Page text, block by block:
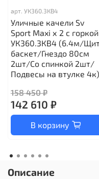
арт. УК360.3КВ4
Уличные качели Sv
Sport Maxi х 2 с горкой
УК360.3КВ4 (6.4м/
баскет/Гнездо 80см
2шт/Со спинкой 2шт/
Подвесы на втулке 4к)
158 450 ₽
142 610 ₽
В корзину
Описание